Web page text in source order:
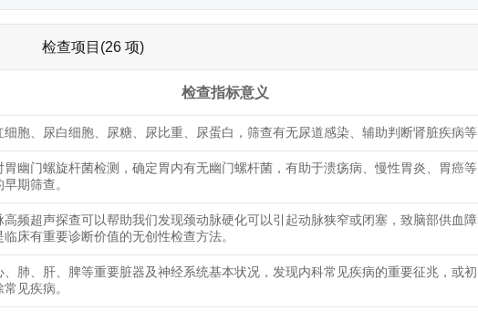
检查项目(26 项)
检查指标意义
细胞、尿白细胞、尿糖、尿比重、尿蛋白，筛查有无尿道感染、辅助判断肾脏疾病等
胃幽门螺旋杆菌检测，确定胃内有无幽门螺杆菌，有助于溃疡病、慢性胃炎、胃癌等
期筛查。
高频超声探查可以帮助我们发现颈动脉硬化可以引起动脉狭窄或闭塞，致脑部供血障
临床有重要诊断价值的无创性检查方法。
、肺、肝、脾等重要脏器及神经系统基本状况，发现内科常见疾病的重要征兆，或初
见疾病。